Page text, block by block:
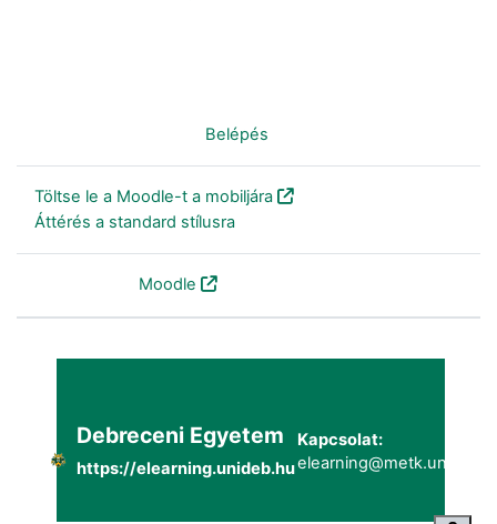
Belépés
Töltse le a Moodle-t a mobiljára
Áttérés a standard stílusra
Moodle
Debreceni Egyetem
https://elearning.unideb.hu
Kapcsolat: